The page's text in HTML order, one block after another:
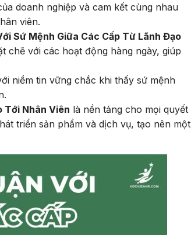
doanh nghiệp và cam kết cùng nhau
viên.
Sứ Mệnh Giữa Các Cấp Từ Lãnh Đạo
chẽ với các hoạt động hàng ngày, giúp
niềm tin vững chắc khi thấy sứ mệnh
Tới Nhân Viên là nền tảng cho mọi quyết
triển sản phẩm và dịch vụ, tạo nên một